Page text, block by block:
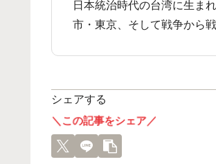
日本統治時代の台湾に生ま
市・東京、そして戦争から
シェアする
＼この記事をシェア／